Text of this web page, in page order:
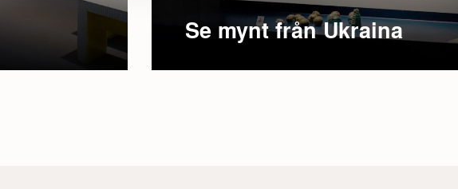
Se mynt från Ukraina